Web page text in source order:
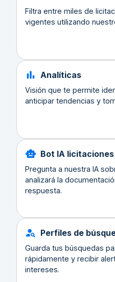
Filtra entre miles de
vigentes utilizando
Analíticas
Visión que te permite
anticipar tendencias y
Bot IA licitaciones
Pregunta a nuestra IA
analizará la
respuesta.
Perfiles de
Guarda tus búsquedas
rápidamente y recibir
intereses.